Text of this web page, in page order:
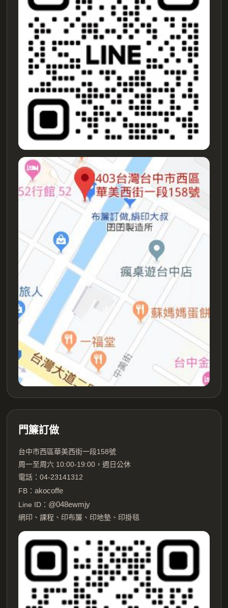
門簾訂做
台中市西區華美西街一段158號
周一至周六 10:00-19:00，週日公休
電話：04-23141312
FB：akocoffe
Line ID： @048ewmjy
網印、課程、印布簾、印地墊、印掛毯